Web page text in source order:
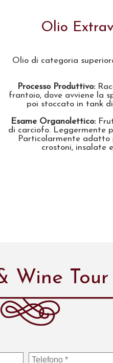
Olio
Olio di categoria
Processo Produttivo:
frantoio, dove avviene la
poi stoccato in tank
Esame Organolettico:
di carciofo. Leggermente
Particolarmente adatto
crostoni, insalate
Wine Tour